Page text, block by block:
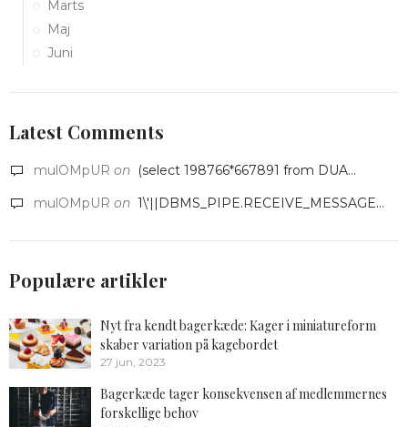
Marts
Maj
Juni
Latest Comments
mulOMpUR on (select 198766*667891 from DUA...
mulOMpUR on 1\'||DBMS_PIPE.RECEIVE_MESSAGE...
Populære artikler
Nyt fra kendt bagerkæde: Kager i miniatureform
skaber variation på kagebordet
27 jun, 2023
Bagerkæde tager konsekvensen af medlemmernes
forskellige behov